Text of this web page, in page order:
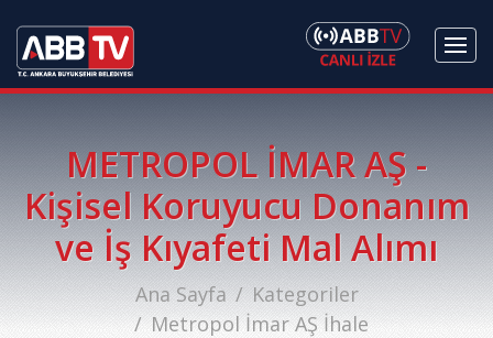
METROPOL İMAR AŞ -
Kişisel Koruyucu Donanım
ve İş Kıyafeti Mal Alımı
Ana Sayfa
Kategoriler
Metropol İmar AŞ İhale